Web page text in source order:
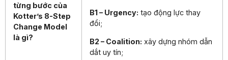
từng bước của
Kotter’s 8-Step
Change Model
là gì?
B1 – Urgency: tạo động lực thay
đổi;
B2 – Coalition: xây dựng nhóm dẫn
dắt uy tín;